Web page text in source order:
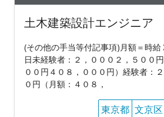
土木建築設計エンジニア
(その他の手当等付記事項)月額＝時給
日未経験者：２，０００２，５００
００円４０８，０００円）経験者：
０円（月額：４０８，
東京都 文京区